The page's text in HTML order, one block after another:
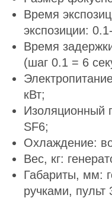
Время
экспозиции:
Время
(шаг 0.1 = 6
кВт;
Изоляционный
SF6;
Охлаждение:
Вес, кг:
Габариты, мм:
ручками, пульт